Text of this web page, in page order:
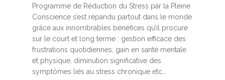
Programme de Réduction du Stress par la Pleine
Conscience s’est répandu partout dans le monde
grâce aux innombrables bénéfices qu’il procure
sur le court et long terme : gestion efficace des
frustrations quotidiennes, gain en santé mentale
et physique, diminution significative des
symptômes liés au stress chronique etc…